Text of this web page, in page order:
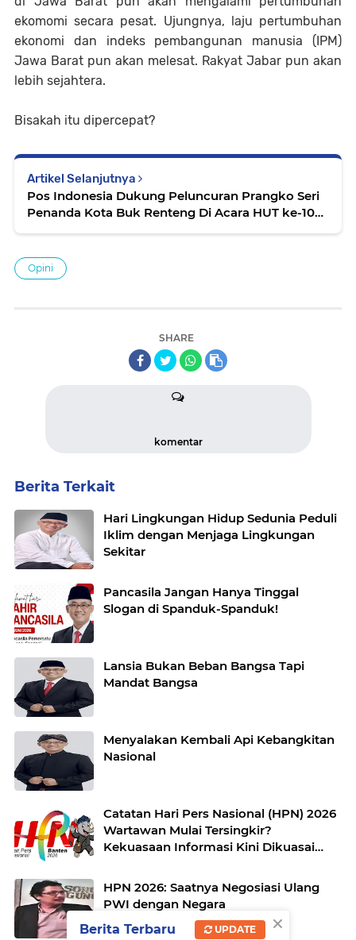
ekomomi secara pesat. Ujungnya, laju pertumbuhan
ekonomi dan indeks pembangunan manusia (IPM)
Jawa Barat pun akan melesat. Rakyat Jabar pun akan
lebih sejahtera.
Bisakah itu dipercepat?
Artikel Selanjutnya
Pos Indonesia Dukung Peluncuran Prangko Seri
Penanda Kota Buk Renteng Di Acara HUT ke-108
Opini
SHARE
komentar
Berita Terkait
Hari Lingkungan Hidup Sedunia Peduli
Iklim dengan Menjaga Lingkungan
Sekitar
Pancasila Jangan Hanya Tinggal
Slogan di Spanduk-Spanduk!
Lansia Bukan Beban Bangsa Tapi
Mandat Bangsa
Menyalakan Kembali Api Kebangkitan
Nasional
Catatan Hari Pers Nasional (HPN) 2026
Wartawan Mulai Tersingkir?
Kekuasaan Informasi Kini Dikuasai
HPN 2026: Saatnya Negosiasi Ulang
PWI dengan Negara
×
Berita Terbaru UPDATE